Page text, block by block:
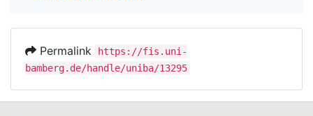
Permalink
https://fis.uni-
bamberg.de/handle/uniba/13295